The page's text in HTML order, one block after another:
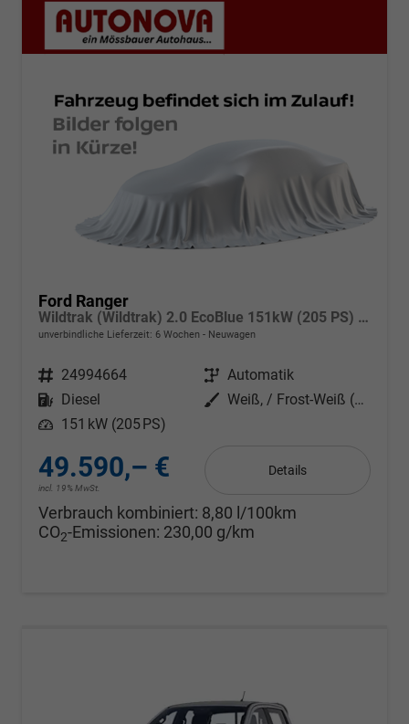
Ford Ranger
Wildtrak (Wildtrak) 2.0 EcoBlue 151kW (205 PS) 10-Stufen Automatikgetriebe 4WD
unverbindliche Lieferzeit: 6 Wochen Neuwagen
Fahrzeugnr. 24994664 Getriebe Automatik
Kraftstoff
Diesel Außenfarbe
Weiß, / Frost-Weiß (000ZH0)
Leistung 151 kW (205 PS)
49.590,– €
incl. 19% MwSt.
Details
Verbrauch kombiniert: 8,80 l/100km
CO2-Emissionen: 230,00 g/km